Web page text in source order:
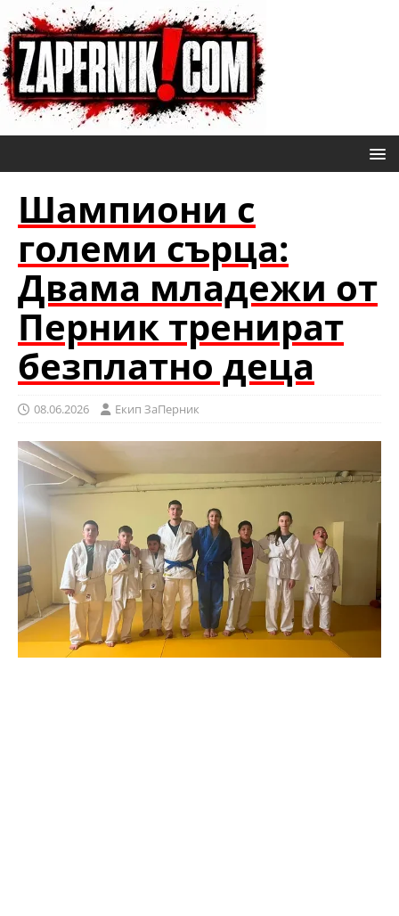
Шампиони с
големи сърца:
Двама младежи от
Перник тренират
безплатно деца
08.06.2026 Eкип ЗаПерник